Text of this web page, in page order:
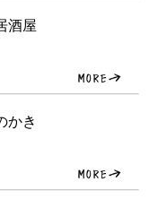
酒屋
かき